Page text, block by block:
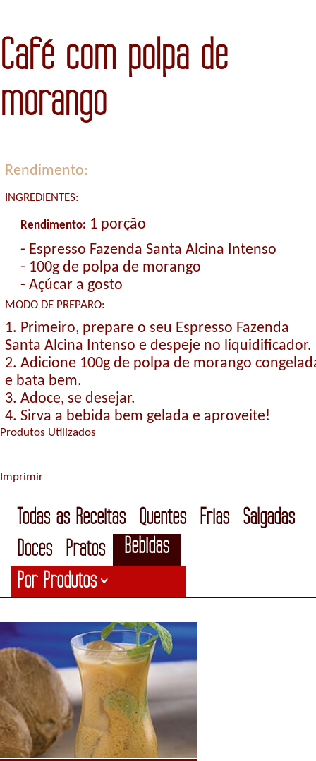
Café com polpa de
morango
Rendimento:
INGREDIENTES:
Rendimento: 1 porção
- Espresso Fazenda Santa Alcina Intenso
- 100g de polpa de morango
- Açúcar a gosto
MODO DE PREPARO:
1. Primeiro, prepare o seu Espresso Fazenda
Santa Alcina Intenso e despeje no liquidificador.
2. Adicione 100g de polpa de morango
e bata bem.
3. Adoce, se desejar.
4. Sirva a bebida bem gelada e aproveite!
Produtos Utilizados
Imprimir
Todas as Receitas Quentes Frias
Salgadas
Doces
Pratos
Bebidas
Por Produtos>